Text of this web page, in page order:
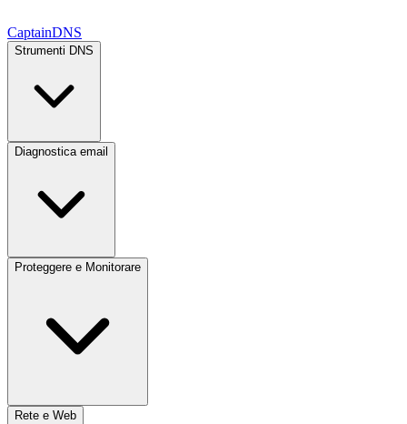
CaptainDNS
Strumenti DNS
Diagnostica email
Proteggere e Monitorare
Rete e Web